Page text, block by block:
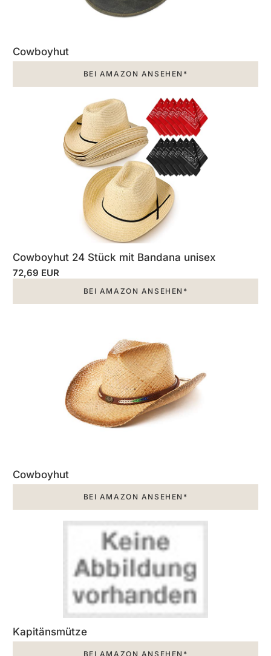
Cowboyhut
BEI AMAZON ANSEHEN*
Cowboyhut 24 Stück mit Bandana unisex
72,69 EUR
BEI AMAZON ANSEHEN*
Cowboyhut
BEI AMAZON ANSEHEN*
Kapitänsmütze
BEI AMAZON ANSEHEN*